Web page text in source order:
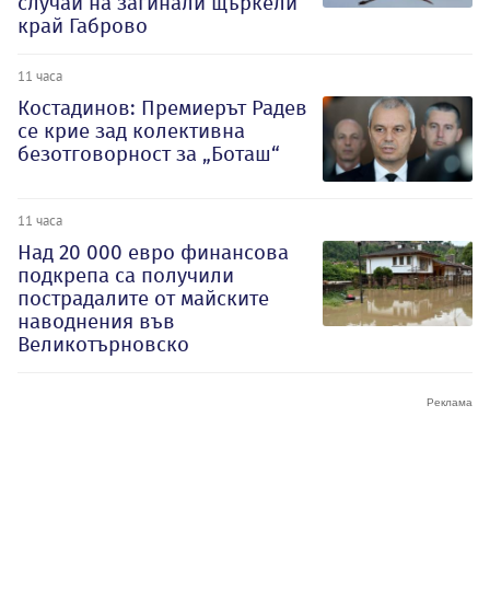
край Габрово
11 часа
Костадинов: Премиерът Радев
се крие зад колективна
безотговорност за „Боташ“
11 часа
Над 20 000 евро финансова
подкрепа са получили
пострадалите от майските
наводнения във
Великотърновско